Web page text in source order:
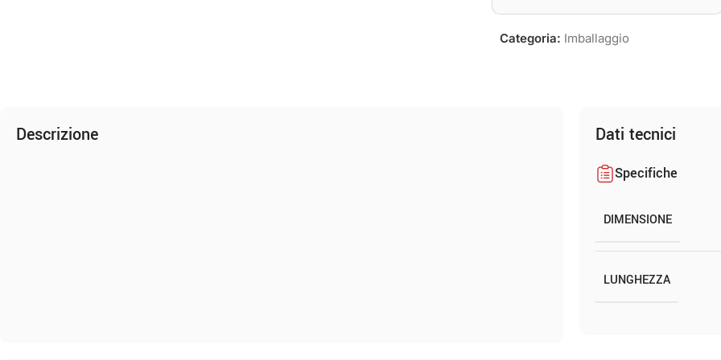
Categoria: Imballaggio
Descrizione Dati tecnici
Specifiche
DIMENSIONE
LUNGHEZZA